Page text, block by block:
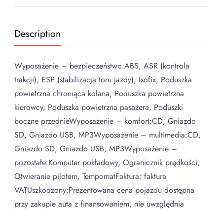
Description
Wyposażenie – bezpieczeństwo:ABS, ASR (kontrola
trakcji), ESP (stabilizacja toru jazdy), Isofix, Poduszka
powietrzna chroniąca kolana, Poduszka powietrzna
kierowcy, Poduszka powietrzna pasażera, Poduszki
boczne przednieWyposażenie – komfort:CD, Gniazdo
SD, Gniazdo USB, MP3Wyposażenie – multimedia:CD,
Gniazdo SD, Gniazdo USB, MP3Wyposażenie –
pozostałe:Komputer pokładowy, Ogranicznik prędkości,
Otwieranie pilotem, TempomatFaktura: faktura
VATUszkodzony:Prezentowana cena pojazdu dostępna
przy zakupie auta z finansowaniem, nie uwzględnia